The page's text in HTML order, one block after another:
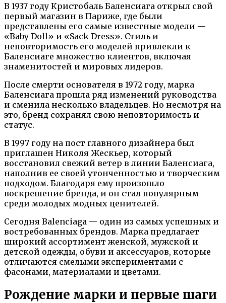
В 1937 году Кристобаль Баленсиага открыл свой
первый магазин в Париже, где были
представлены его самые известные модели —
«Baby Doll» и «Sack Dress». Стиль и
неповторимость его моделей привлекли к
Баленсиаге множество клиентов, включая
знаменитостей и мировых лидеров.
После смерти основателя в 1972 году, марка
Баленсиага прошла ряд изменений руководства
и сменила несколько владельцев. Но несмотря на
это, бренд сохранял свою неповторимость и
статус.
В 1997 году на пост главного дизайнера был
приглашен Николя Жескьер, который
восстановил свежий ветер в линии Баленсиага,
наполнив ее своей утонченностью и творческим
подходом. Благодаря ему произошло
воскрешение бренда, и он стал популярным
среди молодых модных ценителей.
Сегодня Balenciaga — один из самых успешных и
востребованных брендов. Марка предлагает
широкий ассортимент женской, мужской и
детской одежды, обуви и аксессуаров, которые
отличаются смелыми экспериментами с
фасонами, материалами и цветами.
Рождение марки и первые шаги